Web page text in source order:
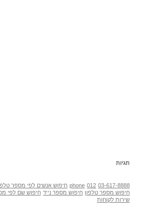
תגיות
03-617-8888
012
phone חיפוש אנשים לפי מספר
חיפוש מספר טלפון חיפוש מספר נייד חיפוש שם לפי
שירות לקוחות